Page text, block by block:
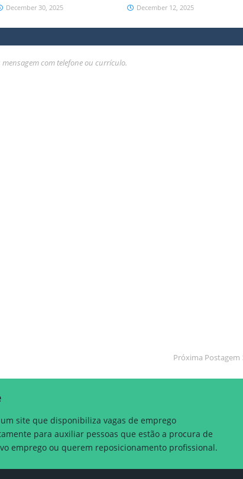
December 30, 2025 December 12, 2025
com telefone ou currículo.
Próxima Postagem
um site que disponibiliza vagas de emprego
para auxiliar pessoas que estão a procura de
emprego ou querem reposicionamento profissional.